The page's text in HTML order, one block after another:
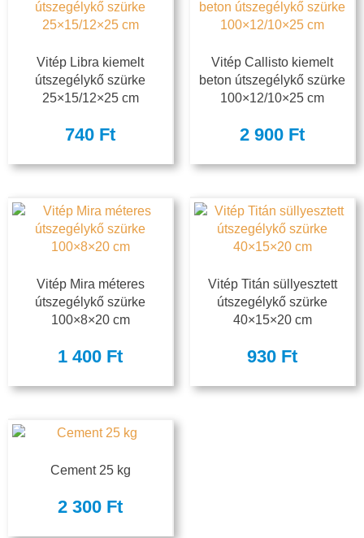
Vitép Libra kiemelt
útszegélykő szürke
25×15/12×25 cm
740 Ft
Vitép Callisto kiemelt
beton útszegélykő szürke
100×12/10×25 cm
2 900 Ft
Vitép Mira méteres
útszegélykő szürke
100×8×20 cm
1 400 Ft
Vitép Titán süllyesztett
útszegélykő szürke
40×15×20 cm
930 Ft
Cement 25 kg
2 300 Ft